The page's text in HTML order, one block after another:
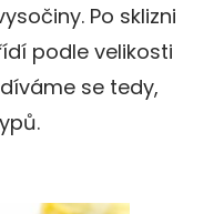
Po sklizni
podle velikosti
se tedy,